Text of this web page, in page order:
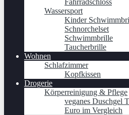
Fahrradschloss
Wassersport
Kinder
Schnorchelset
Schwimmbrille
Taucherbrille
Wohnen
Schlafzimmer
Kopfkissen
Drogerie
Körperreinigung & Pflege
veganes Duschgel
Euro im Vergleich